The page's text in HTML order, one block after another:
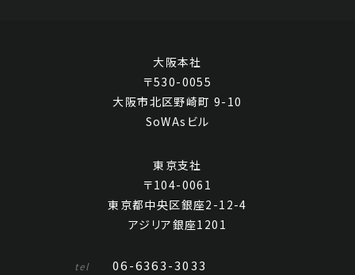
大阪本社
〒530-0055
大阪市北区野崎町 9-10
SoWAsビル
東京支社
〒104-0061
東京都中央区銀座2-12-4
アジリア銀座1201
tel 06-6363-3033